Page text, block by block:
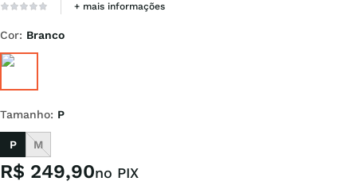
+ mais informações
Cor: Branco
Tamanho: P
P M
R$ 249,90no PIX